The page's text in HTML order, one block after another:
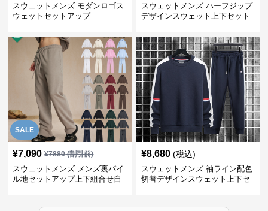
スウェットメンズ モダンロゴス
ウェットセットアップ
スウェットメンズ ハーフジップ
デザインスウェット上下セット
SALE
¥7,090 ¥7880(割引前)
スウェットメンズ メンズ裏パイ
ル地セットアップ上下組合せ自
¥8,680 (税込)
スウェットメンズ 袖ライン配色
切替デザインスウェット上下セ